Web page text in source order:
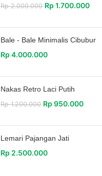
Rp2.000.000 Rp 1.700.000
Bale - Bale Minimalis Cibubur
Rp 4.000.000
Nakas Retro Laci Putih
Rp1.200.000 Rp 950.000
Lemari Pajangan Jati
Rp 2.500.000